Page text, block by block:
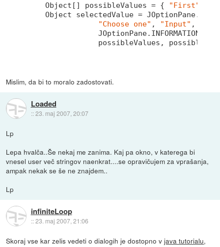
Object [] possibleValues = { "First"
Object selectedValue =
"Choose one" , "Input" ,
possibleValues,
Mislim, da bi to moralo zadostovati.
Loaded
::23. maj 2007, 20:07
Lp
Lepa hvalča..Še nekaj me zanima. Kaj pa okno, v katerega bi
vnesel user več stringov naenkrat....se opravičujem za vprašanja,
ampak nekak se še ne znajdem..
Lp
infiniteLoop
::23. maj 2007, 21:06
Skoraj vse kar zelis vedeti o dialogih je dostopno vjava tutorialu,